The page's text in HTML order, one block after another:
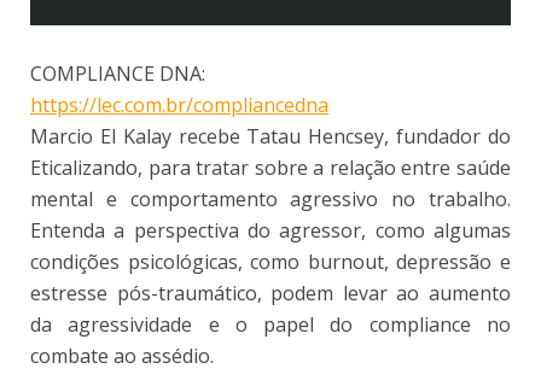
COMPLIANCE DNA:
https://lec.com.br/compliancedna
Marcio El Kalay recebe Tatau Hencsey, fundador do
Eticalizando, para tratar sobre a relação entre saúde
mental e comportamento agressivo no trabalho.
Entenda a perspectiva do agressor, como algumas
condições psicológicas, como burnout, depressão e
estresse pós-traumático, podem levar ao aumento
da agressividade e o papel do compliance no
combate ao assédio.